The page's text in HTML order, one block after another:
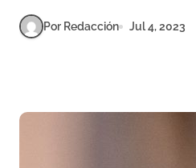
Por Redacción Jul 4, 2023